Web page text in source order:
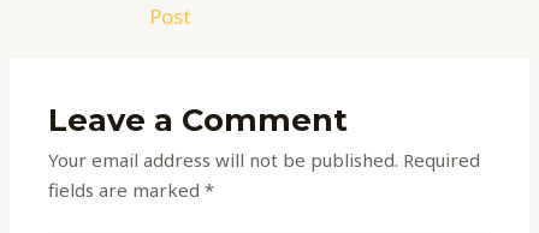
Post
Leave a Comment
Your email address will not be published. Required
fields are marked*